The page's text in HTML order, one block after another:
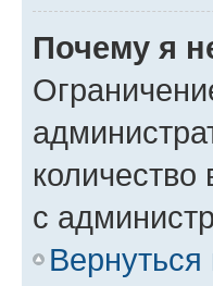
Почему я
с
Вернуться